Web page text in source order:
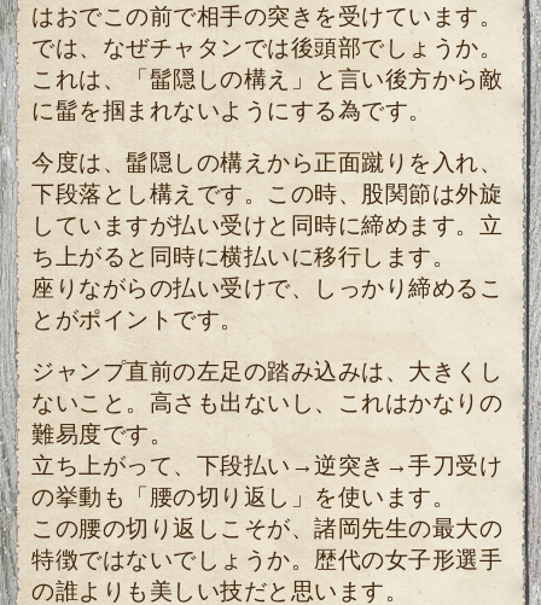
はおでこの前で相手の突きを受けています。
では、なぜチャタンでは後頭部でしょうか。
これは、「髷隠しの構え」と言い後方から敵
に髷を掴まれないようにする為です。
今度は、髷隠しの構えから正面蹴りを入れ、
下段落とし構えです。この時、股関節は外旋
していますが払い受けと同時に締めます。立
ち上がると同時に横払いに移行します。
座りながらの払い受けで、しっかり締めるこ
とがポイントです。
ジャンプ直前の左足の踏み込みは、大きくし
ないこと。高さも出ないし、これはかなりの
難易度です。
立ち上がって、下段払い→逆突き→手刀受け
の挙動も「腰の切り返し」を使います。
この腰の切り返しこそが、諸岡先生の最大の
特徴ではないでしょうか。 歴代の女子形選手
の誰よりも美しい技だと思います。